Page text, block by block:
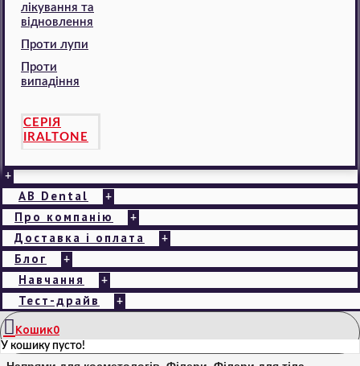
лікування та
відновлення
Проти лупи
Проти
випадіння
СЕРІЯ
IRALTONE
+
AB Dental +
Про компанію +
Доставка і оплата +
Блог +
Навчання +
Тест-драйв +
Кошик0
У кошику пусто!